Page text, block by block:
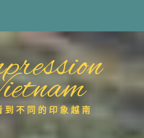
到不同的印象越南